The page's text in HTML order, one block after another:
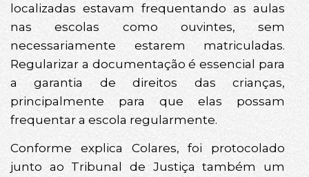
localizadas estavam frequentando as aulas
nas escolas como ouvintes, sem
necessariamente estarem matriculadas.
Regularizar a documentação é essencial para
a garantia de direitos das crianças,
principalmente para que elas possam
frequentar a escola regularmente.
Conforme explica Colares, foi protocolado
junto ao Tribunal de Justiça também um